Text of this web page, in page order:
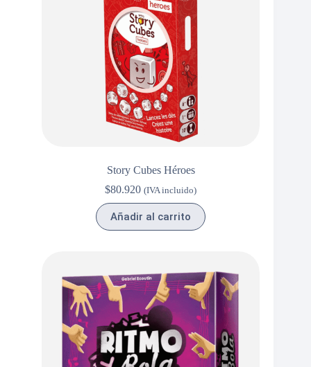
Story Cubes Héroes
$80.920 (IVA incluido)
Añadir al carrito